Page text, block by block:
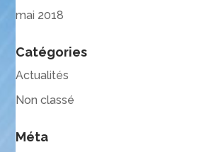
mai 2018
Catégories
Actualités
Non classé
Méta